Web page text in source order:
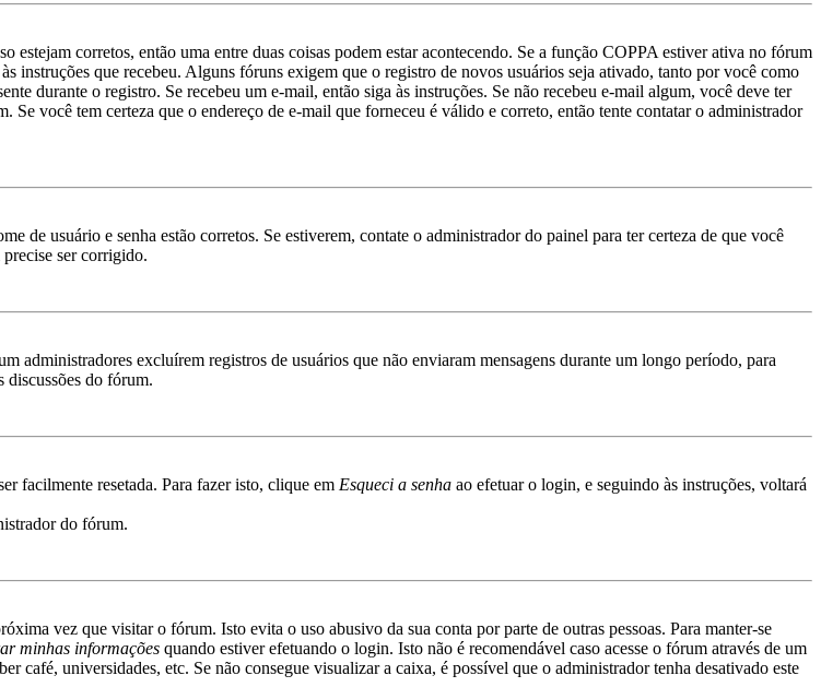
estejam corretos, então uma entre duas coisas podem estar acontecendo. Se a função COPPA estiver ativa no fórum
instruções que recebeu. Alguns fóruns exigem que o registro de novos usuários seja ativado, tanto por você como
durante o registro. Se recebeu um e-mail, então siga às instruções. Se não recebeu e-mail algum, você deve ter
você tem certeza que o endereço de e-mail que forneceu é válido e correto, então tente contatar o administrador
de usuário e senha estão corretos. Se estiverem, contate o administrador do painel para ter certeza de que você
ser corrigido.
excluírem registros de usuários que não enviaram mensagens durante um longo período, para
discussões do fórum.
facilmente resetada. Para fazer isto, clique em Esqueci a senha ao efetuar o login, e seguindo às instruções, voltará
do fórum.
vez que visitar o fórum. Isto evita o uso abusivo da sua conta por parte de outras pessoas. Para manter-se
minhas informações quando estiver efetuando o login. Isto não é recomendável caso acesse o fórum através de um
café, universidades, etc. Se não consegue visualizar a caixa, é possível que o administrador tenha desativado este